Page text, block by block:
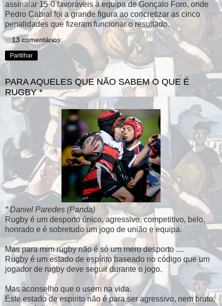
assinalar 15-0 favoráveis à equipa de Gonçalo Foro, onde
Pedro Cabral foi a grande figura ao concretizar as cinco
penalidades que fizeram funcionar o resultado.
13 comentários:
Partilhar
PARA AQUELES QUE NÃO SABEM O QUE É
RUGBY *
* Daniel Paredes (Panda)
Rugby é um desporto único, agressivo, competitivo, belo,
honrado e é sobretudo um jogo de união e equipa.
Mas para mim rugby não é só um mero desporto ....
Rugby é um estado de espírito baseado no código que um
jogador de rugby deve seguir durante o jogo.
Mas aconselho que o usem na vida.
Este estado de espirito não é para ser agressivo, nem bruto,